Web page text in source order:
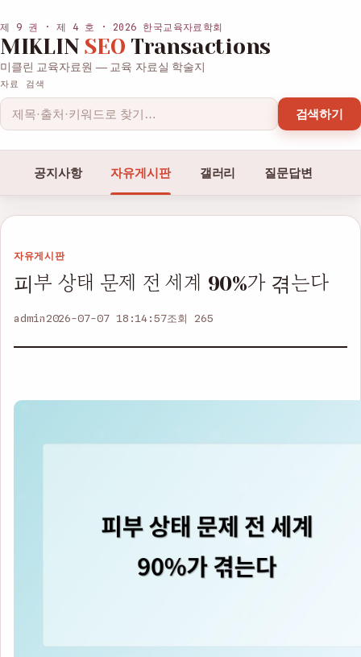
제 9 권 · 제 4 호 · 2026 한국교육자료학회
MIKLINSEO Transactions
미클린 교육자료원 — 교육 자료실 학술지
자료 검색
검색하기
공지사항 자유게시판 갤러리 질문답변
자유게시판
피부 상태 문제 전 세계 90%가 겪는다
admin2026-07-07 18:14:57조회 265